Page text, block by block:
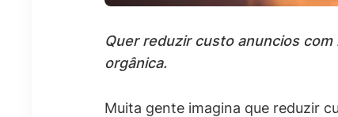
Quer reduzir custo anuncios com
orgânica.
Muita gente imagina que reduzir